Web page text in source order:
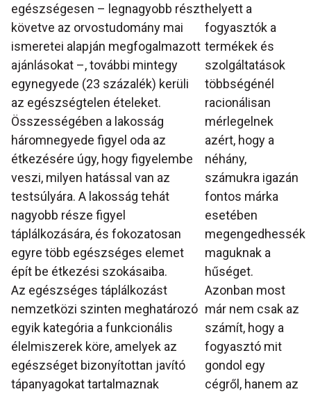
helyett a
fogyasztók a
termékek és
szolgáltatások
többségénél
racionálisan
mérlegelnek
azért, hogy a
néhány,
számukra igazán
fontos márka
esetében
megengedhessék
maguknak a
hűséget.
Azonban most
már nem csak az
számít, hogy a
fogyasztó mit
gondol egy
cégről, hanem az
egészségesen – legnagyobb részt
követve az orvostudomány mai
ismeretei alapján megfogalmazott
ajánlásokat –, további mintegy
egynegyede (23 százalék) kerüli
az egészségtelen ételeket.
Összességében a lakosság
háromnegyede figyel oda az
étkezésére úgy, hogy figyelembe
veszi, milyen hatással van az
testsúlyára. A lakosság tehát
nagyobb része figyel
táplálkozására, és fokozatosan
egyre több egészséges elemet
épít be étkezési szokásaiba.
Az egészséges táplálkozást
nemzetközi szinten meghatározó
egyik kategória a funkcionális
élelmiszerek köre, amelyek az
egészséget bizonyítottan javító
tápanyagokat tartalmaznak